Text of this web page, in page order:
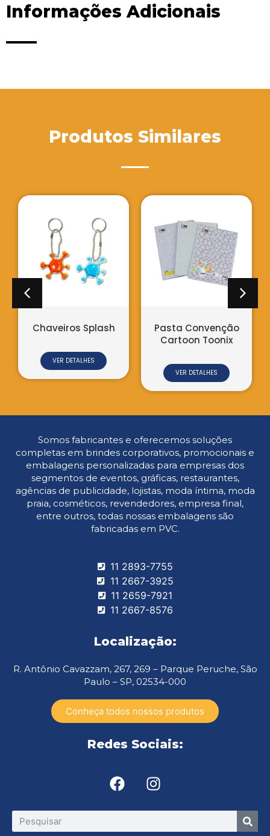
Informações Adicionais
Produtos Similares
Pasta Zip Zap para
Congressos
11 2893-7755
11 2667-3925
11 2659-7921
11 2667-8576
Localização:
R. Antônio Cavazzam, 267, 269 – Parque Peruche, São
Paulo – SP, 02534-000
Conheça todos nossos produtos
Somos fabricantes e oferecemos soluções
completas em brindes corporativos, promocionais e
embalagens personalizadas para empresas dos
segmentos de eventos, gráficas, restaurantes,
agências de publicidade, lojistas, moda íntima, moda
praia, cosméticos, revendedores, empresa final,
entre outros, todas nossas embalagens são
fabricadas em PVC.
Redes Sociais: